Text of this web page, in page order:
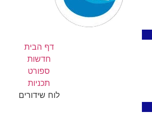
דף הבית
חדשות
ספורט
תכניות
לוח שידורים